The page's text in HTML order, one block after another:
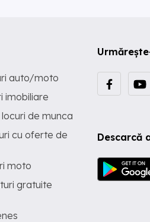
Descarcă
auto/moto
imobiliare
de munca
cu oferte de
moto
gratuite